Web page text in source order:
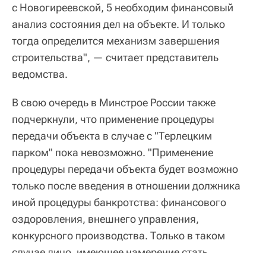
с Новогиреевской, 5 необходим финансовый
анализ состояния дел на объекте. И только
тогда определится механизм завершения
строительства", — считает представитель
ведомства.
В свою очередь в Минстрое России также
подчеркнули, что применение процедуры
передачи объекта в случае с "Терлецким
парком" пока невозможно. "Применение
процедуры передачи объекта будет возможно
только после введения в отношении должника
иной процедуры банкротства: финансового
оздоровления, внешнего управления,
конкурсного производства. Только в таком